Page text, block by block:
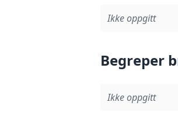
Ikke oppgitt
Begreper
Ikke oppgitt